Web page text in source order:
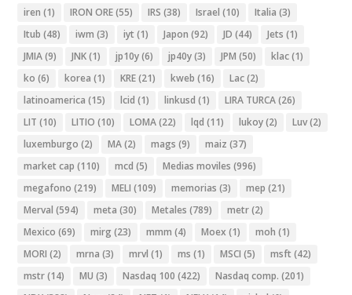
iren (1) IRON ORE(55) IRS (38) Israel (10) Italia (3)
Itub (48) iwm (3) iyt (1) Japon (92) JD (44) Jets (1)
JMIA(9) JNK(1) jp10y(6) jp40y(3) JPM (50) klac(1)
ko (6) korea (1) KRE(21) kweb (16) Lac(2)
latinoamerica (15) lcid (1) linkusd (1) LIRA TURCA(26)
LIT (10) LITIO (10) LOMA(22) lqd (11) lukoy(2) Luv(2)
luxemburgo (2) MA(2) mags (9) maiz (37)
market cap (110) mcd (5) Medias moviles (996)
megafono (219) MELI (109) memorias (3) mep (21)
Merval (594) meta (30) Metales (789) metr(2)
Mexico (69) mirg (23) mmm (4) Moex (1) moh (1)
MORI (2) mrna (3) mrvl (1) ms (1) MSCI (5) msft (42)
mstr(14) MU (3) Nasdaq 100 (422) Nasdaq comp. (201)